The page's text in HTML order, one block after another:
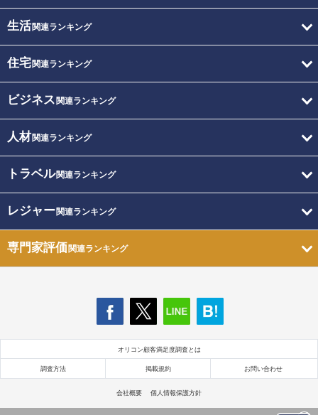
生活関連ランキング
住宅関連ランキング
ビジネス 関連ランキング
人材関連ランキング
トラベル関連ランキング
レジャー関連ランキング
専門家評価関連ランキング
オリコン顧客満足度調査とは
調査方法 掲載規約 お問い合わせ
会社概要 個人情報保護方針